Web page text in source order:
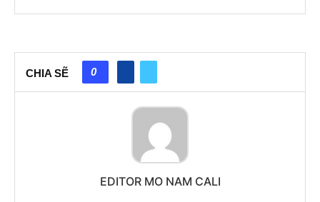
CHIA SẼ 0
EDITOR MO NAM CALI